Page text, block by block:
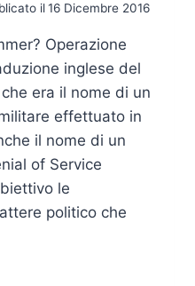
il16 Dicembre 2016
Operazione
inglese del
era il nome di un
effettuato in
il nome di un
of Service
le
politico che